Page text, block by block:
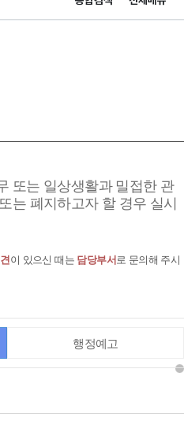
니다.
또는 일상생활과 밀접한 관
는 폐지하고자 할 경우 실시
이 있으신 때는 담당부서 로 문의해 주시
행정예고